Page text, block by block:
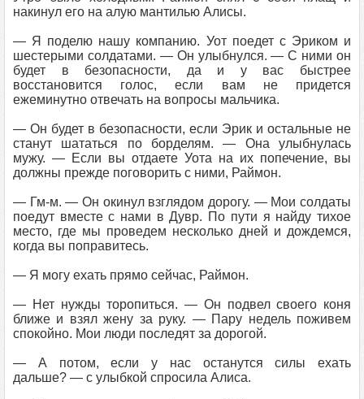
накинул его на алую мантилью Алисы.
— Я поделю нашу компанию. Уот поедет с Эриком и
шестерыми солдатами. — Он улыбнулся. — С ними он
будет в безопасности, да и у вас быстрее
восстановится голос, если вам не придется
ежеминутно отвечать на вопросы мальчика.
— Он будет в безопасности, если Эрик и остальные не
станут шататься по борделям. — Она улыбнулась
мужу. — Если вы отдаете Уота на их попечение, вы
должны прежде поговорить с ними, Раймон.
— Гм-м. — Он окинул взглядом дорогу. — Мои солдаты
поедут вместе с нами в Дувр. По пути я найду тихое
место, где мы проведем несколько дней и дождемся,
когда вы поправитесь.
— Я могу ехать прямо сейчас, Раймон.
— Нет нужды торопиться. — Он подвел своего коня
ближе и взял жену за руку. — Пару недель поживем
спокойно. Мои люди последят за дорогой.
— А потом, если у нас останутся силы ехать
дальше? — с улыбкой спросила Алиса.